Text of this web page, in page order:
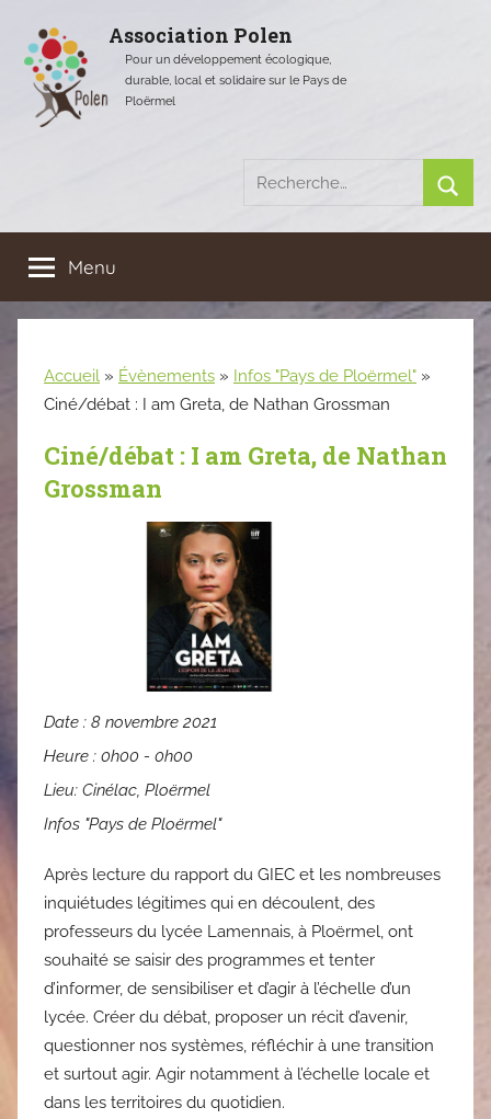
contenu
Association Polen
Pour un développement écologique,
durable, local et solidaire sur le Pays de
Ploërmel
Recherche
pour
:
Menu
Accueil » Évènements » Infos "Pays de Ploërmel" »
Ciné/débat : I am Greta, de Nathan Grossman
Ciné/débat : I am Greta, de Nathan
Grossman
Date : 8 novembre 2021
Heure : 0h00 - 0h00
Lieu: Cinélac, Ploërmel
Infos "Pays de Ploërmel"
Après lecture du rapport du GIEC et les nombreuses
inquiétudes légitimes qui en découlent, des
professeurs du lycée Lamennais, à Ploërmel, ont
souhaité se saisir des programmes et tenter
d’informer, de sensibiliser et d’agir à l’échelle d’un
lycée. Créer du débat, proposer un récit d’avenir,
questionner nos systèmes, réfléchir à une transition
et surtout agir. Agir notamment à l’échelle locale et
dans les territoires du quotidien.